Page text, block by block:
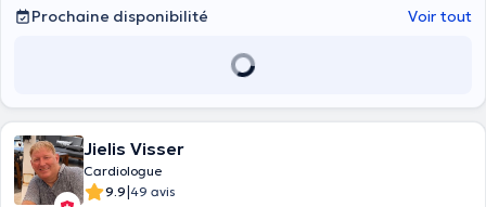
Prochaine disponibilité
Voir tout
Jielis Visser
Cardiologue
9.9|49 avis